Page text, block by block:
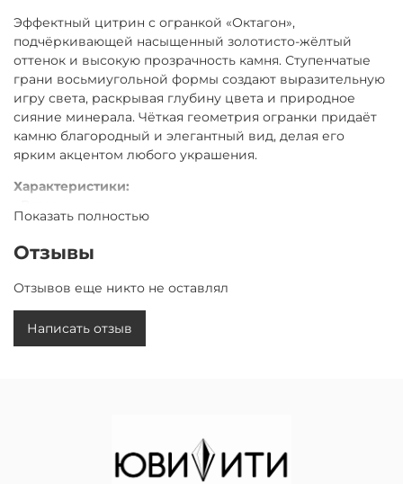
Эффектный цитрин с огранкой «Октагон»,
подчёркивающей насыщенный золотисто-жёлтый
оттенок и высокую прозрачность камня. Ступенчатые
грани восьмиугольной формы создают выразительную
игру света, раскрывая глубину цвета и природное
сияние минерала. Чёткая геометрия огранки придаёт
камню благородный и элегантный вид, делая его
ярким акцентом любого украшения.
Характеристики:
• Огранка: октагон
• Цвет: золотисто-жёлтый
• Прозрачность: высокая
• Твёрдость: 7 по шкале Мооса
Цитрин огранки «Октагон» сочетает тёплый солнечный
оттенок, строгую геометрию и выразительный блеск,
придавая украшению элегантность, статусность и
Показать полностью
Отзывы
Отзывов еще никто не оставлял
Написать отзыв